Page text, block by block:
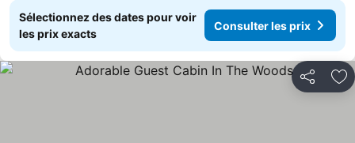
Sélectionnez des dates pour voir
les prix exacts
Consulter les prix
Partager